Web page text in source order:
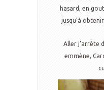
hasard, en
jusqu’à
Aller j’arrête
emmène,